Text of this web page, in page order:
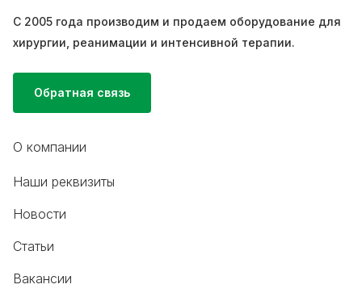
С 2005 года производим и продаем оборудование для
хирургии, реанимации и интенсивной терапии.
Обратная связь
О компании
Наши реквизиты
Новости
Статьи
Вакансии